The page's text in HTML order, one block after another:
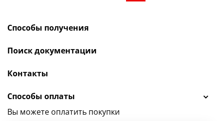
Способы получения
Поиск документации
Контакты
Способы оплаты
Вы можете оплатить покупки